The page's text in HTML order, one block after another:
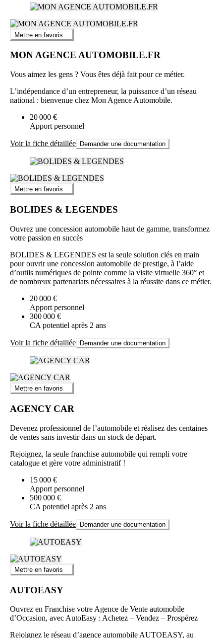
Mettre en favoris
MON AGENCE AUTOMOBILE.FR
Vous aimez les gens ? Vous êtes déjà fait pour ce métier.
L’indépendance d’un entrepreneur, la puissance d’un réseau
national : bienvenue chez Mon Agence Automobile.
20 000 €
Apport personnel
Voir la fiche détaillée Demander une documentation
Mettre en favoris
BOLIDES & LEGENDES
Ouvrez une concession automobile haut de gamme, transformez
votre passion en succès
BOLIDES & LEGENDES est la seule solution clés en main
pour ouvrir une concession automobile de prestige, à l’aide
d’outils numériques de pointe comme la visite virtuelle 360° et
de nombreux partenariats nécessaires à la réussite dans ce métier.
20 000 €
Apport personnel
300 000 €
CA potentiel après 2 ans
Voir la fiche détaillée Demander une documentation
Mettre en favoris
AGENCY CAR
Devenez professionnel de l’automobile et réalisez des centaines
de ventes sans investir dans un stock de départ.
Rejoignez, la seule franchise automobile qui rempli votre
catalogue et gère votre administratif !
15 000 €
Apport personnel
500 000 €
CA potentiel après 2 ans
Voir la fiche détaillée Demander une documentation
Mettre en favoris
AUTOEASY
Ouvrez en Franchise votre Agence de Vente automobile
d’Occasion, avec AutoEasy : Achetez – Vendez – Prospérez
Rejoignez le réseau d’agence automobile AUTOEASY, au